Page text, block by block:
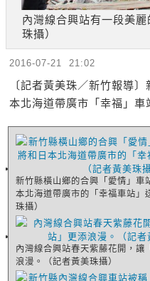
內灣線合興站有一段美
珠攝）
2016-07-21 21:02
〔記者黃美珠／新竹報導
本北海道帶廣市「幸福」
新竹縣橫山鄉的合興「愛情」車
本北海道帶廣市的「幸福車站」
珠攝）
內灣線合興站春天紫藤花開，讓
浪漫。（記者黃美珠攝）